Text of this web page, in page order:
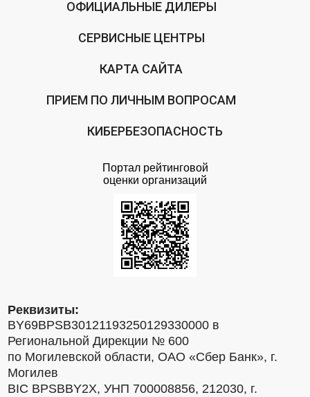
ОФИЦИАЛЬНЫЕ ДИЛЕРЫ
СЕРВИСНЫЕ ЦЕНТРЫ
КАРТА САЙТА
ПРИЕМ ПО ЛИЧНЫМ ВОПРОСАМ
КИБЕРБЕЗОПАСНОСТЬ
Портал рейтинговой
оценки организаций
Реквизиты:
BY69BPSB30121193250129330000 в
Региональной Дирекции № 600
по Могилевской области, ОАО «Сбер Банк», г.
Могилев
BIC BPSBBY2X, УНП 700008856, 212030, г.